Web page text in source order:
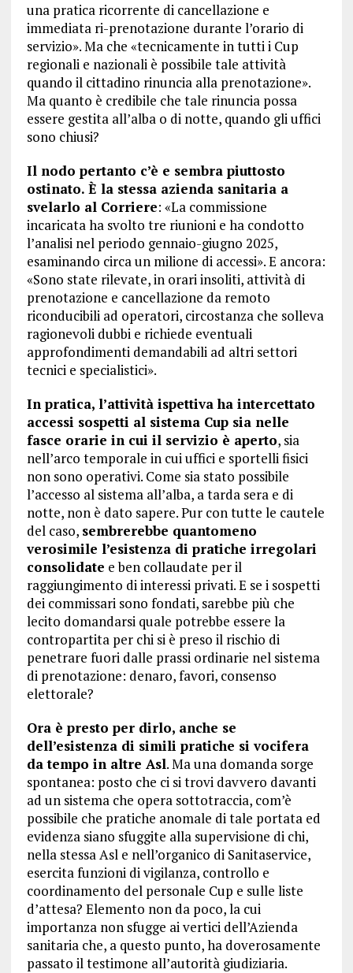
una pratica ricorrente di cancellazione e
immediata ri-prenotazione durante l’orario di
servizio». Ma che «tecnicamente in tutti i Cup
regionali e nazionali è possibile tale attività
quando il cittadino rinuncia alla prenotazione».
Ma quanto è credibile che tale rinuncia possa
essere gestita all’alba o di notte, quando gli uffici
sono chiusi?
Il nodo pertanto c’è e sembra piuttosto
ostinato. È la stessa azienda sanitaria a
svelarlo al Corriere: «La commissione
incaricata ha svolto tre riunioni e ha condotto
l’analisi nel periodo gennaio-giugno 2025,
esaminando circa un milione di accessi». E ancora:
«Sono state rilevate, in orari insoliti, attività di
prenotazione e cancellazione da remoto
riconducibili ad operatori, circostanza che solleva
ragionevoli dubbi e richiede eventuali
approfondimenti demandabili ad altri settori
tecnici e specialistici».
In pratica, l’attività ispettiva ha intercettato
accessi sospetti al sistema Cup sia nelle
fasce orarie in cui il servizio è aperto, sia
nell’arco temporale in cui uffici e sportelli fisici
non sono operativi. Come sia stato possibile
l’accesso al sistema all’alba, a tarda sera e di
notte, non è dato sapere. Pur con tutte le cautele
del caso, sembrerebbe quantomeno
verosimile l’esistenza di pratiche irregolari
consolidate e ben collaudate per il
raggiungimento di interessi privati. E se i sospetti
dei commissari sono fondati, sarebbe più che
lecito domandarsi quale potrebbe essere la
contropartita per chi si è preso il rischio di
penetrare fuori dalle prassi ordinarie nel sistema
di prenotazione: denaro, favori, consenso
elettorale?
Ora è presto per dirlo, anche se
dell’esistenza di simili pratiche si vocifera
da tempo in altre Asl. Ma una domanda sorge
spontanea: posto che ci si trovi davvero davanti
ad un sistema che opera sottotraccia, com’è
possibile che pratiche anomale di tale portata ed
evidenza siano sfuggite alla supervisione di chi,
nella stessa Asl e nell’organico di Sanitaservice,
esercita funzioni di vigilanza, controllo e
coordinamento del personale Cup e sulle liste
d’attesa? Elemento non da poco, la cui
importanza non sfugge ai vertici dell’Azienda
sanitaria che, a questo punto, ha doverosamente
passato il testimone all’autorità giudiziaria.